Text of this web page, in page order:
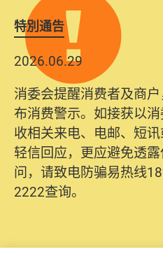
特別通告
2026.06.29
消委会提醒消费者及商
布消费警示。如接获以
收相关来电、电邮、短
轻信回应，更应避免透
问，请致电防骗易热线
2222查询。